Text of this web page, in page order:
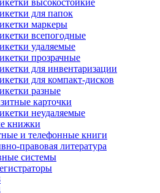
высокостойкие
для папок
маркеры
всепогодные
удаляемые
прозрачные
для инвентаризации
для компакт-дисков
разные
карточки
неудаляемые
книжки
и телефонные книги
правовая литература
системы